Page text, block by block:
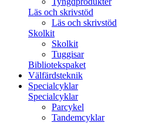
Läs och skrivstöd
Läs och skrivstöd
Skolkit
Skolkit
Tuggisar
Bibliotekspaket
Välfärdsteknik
Specialcyklar
Specialcyklar
Parcykel
Tandemcyklar